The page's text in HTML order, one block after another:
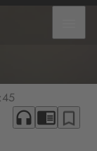
headphones chrome_reader_mode bookmark_border